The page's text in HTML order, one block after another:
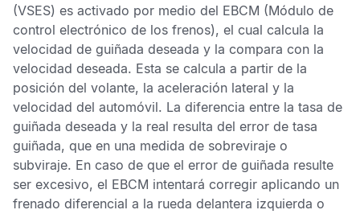
(VSES) es activado por medio del EBCM (Módulo de
control electrónico de los frenos), el cual calcula la
velocidad de guiñada deseada y la compara con la
velocidad deseada. Esta se calcula a partir de la
posición del volante, la aceleración lateral y la
velocidad del automóvil. La diferencia entre la tasa de
guiñada deseada y la real resulta del error de tasa
guiñada, que en una medida de sobreviraje o
subviraje. En caso de que el error de guiñada resulte
ser excesivo, el EBCM intentará corregir aplicando un
frenado diferencial a la rueda delantera izquierda o